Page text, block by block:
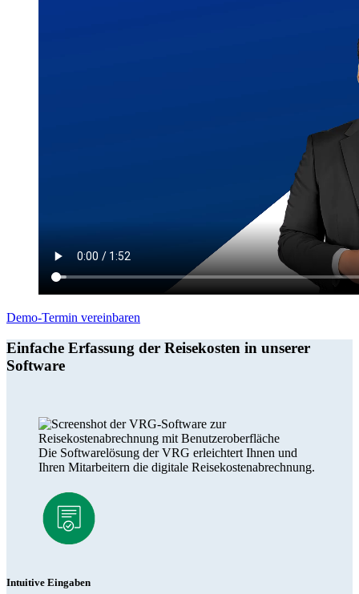
Demo-Termin vereinbaren
Einfache Erfassung der Reisekosten in unserer
Software
Die Softwarelösung der VRG erleichtert Ihnen und
Ihren Mitarbeitern die digitale Reisekostenabrechnung.
Intuitive Eingaben